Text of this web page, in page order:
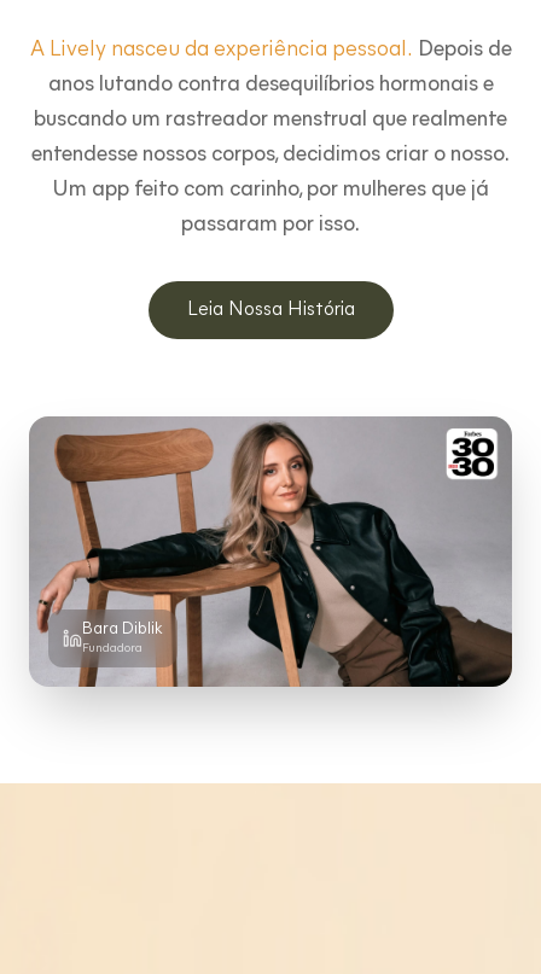
A Lively nasceu da experiência pessoal. Depois de
anos lutando contra desequilíbrios hormonais e
buscando um rastreador menstrual que realmente
entendesse nossos corpos, decidimos criar o nosso.
Um app feito com carinho, por mulheres que já
passaram por isso.
Leia Nossa História
Bara Diblik
Fundadora